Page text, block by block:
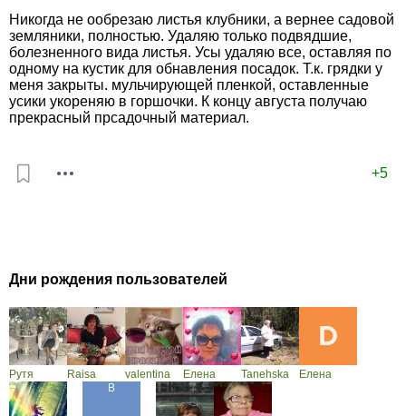
+5
Никогда не ообрезаю листья клубники, а вернее садовой
земляники, полностью. Удаляю только подвядшие,
болезненного вида листья. Усы удаляю все, оставляя по
одному на кустик для обнавления посадок. Т.к. грядки у
меня закрыты. мульчирующей пленкой, оставленные
усики укореняю в горшочки. К концу августа получаю
прекрасный прсадочный материал.
Дни рождения пользователей
Рутя Raisa valentina Елена Tanehska Елена